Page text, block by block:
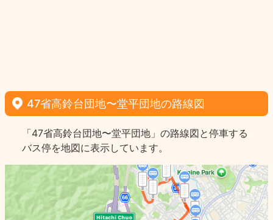
47省高鈴台団地〜堂平団地の路線図
「47省高鈴台団地〜堂平団地」の路線図と停車する
バス停を地図に表示しています。